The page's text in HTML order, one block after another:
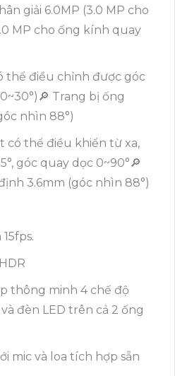
giải 6.0MP (3.0 MP cho
MP cho ống kính quay
thể điều chỉnh được góc
Trang bị ống
nhìn 88°)
có thể điều khiển từ xa,
góc quay dọc 0~90°🔎
3.6mm (góc nhìn 88°)
thông minh 4 chế độ
đèn LED trên cả 2 ống
mic và loa tích hợp sẵn